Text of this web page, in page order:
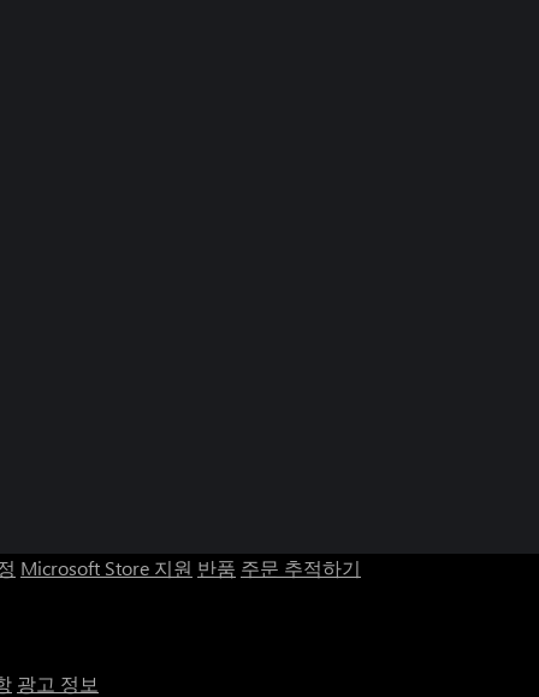
Microsoft Store 지원 반품 주문 추적하기
광고 정보